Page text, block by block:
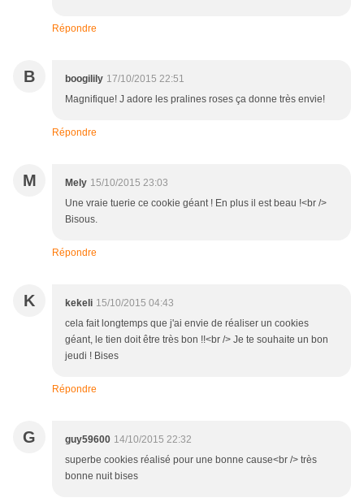
Répondre
B boogilily 17/10/2015 22:51
Magnifique! J adore les pralines roses ça donne très envie!
Répondre
M Mely 15/10/2015 23:03
Une vraie tuerie ce cookie géant ! En plus il est beau !<br />
Bisous.
Répondre
K kekeli 15/10/2015 04:43
cela fait longtemps que j'ai envie de réaliser un cookies
géant, le tien doit être très bon !!<br /> Je te souhaite un bon
jeudi ! Bises
Répondre
G guy59600 14/10/2015 22:32
superbe cookies réalisé pour une bonne cause<br /> très
bonne nuit bises